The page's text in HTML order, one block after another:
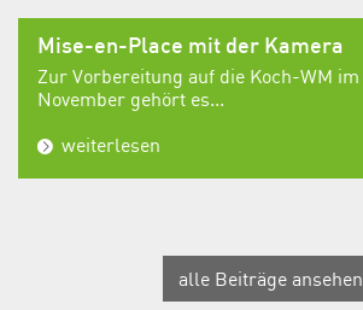
Mise-en-Place mit der Kamera
Zur Vorbereitung auf die Koch-WM im
November gehört es...
weiterlesen
alle Beiträge ansehen